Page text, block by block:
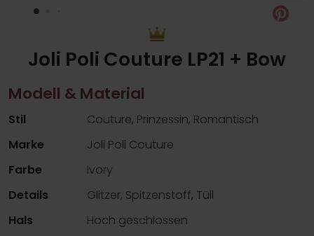
Joli Poli Couture LP21 + Bow
Modell & Material
Stil
Couture, Prinzessin, Romantisch
Marke
Joli Poli Couture
Farbe
Ivory
Details
Glitzer, Spitzenstoff, Tüll
Hals
Hoch geschlossen